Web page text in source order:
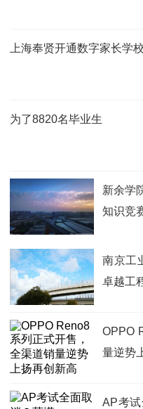
上海奉贤开通数字家长学
为了8820名毕业生
新余学
知识竞
南京工
卓越工
OPPO
量逆势
AP考